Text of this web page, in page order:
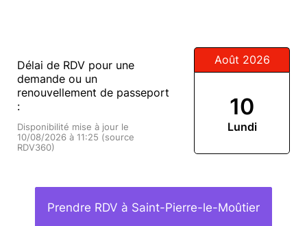
Délai de RDV pour une
demande ou un
renouvellement de passeport
:
Disponibilité mise à jour le
10/08/2026 à 11:25 (source
RDV360)
Août 2026
10
Lundi
Prendre RDV à Saint-Pierre-le-Moûtier